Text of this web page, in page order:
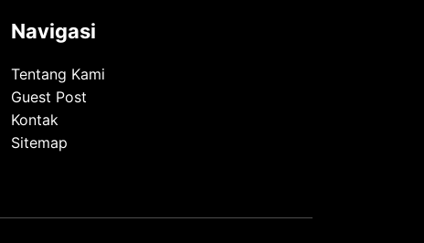
Navigasi
Tentang Kami
Guest Post
Kontak
Sitemap